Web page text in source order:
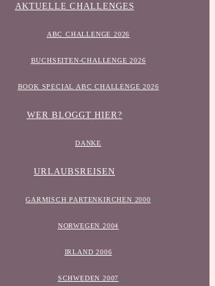
AKTUELLE CHALLENGES
ABC CHALLENGE 2026
BUCHSEITEN-CHALLENGE 2026
BOOK SPECIAL ABC CHALLENGE 2026
WER BLOGGT HIER?
DANKE
URLAUBSREISEN
GARMISCH PARTENKIRCHEN 2000
NORWEGEN 2004
IRLAND 2006
SCHWEDEN 2007